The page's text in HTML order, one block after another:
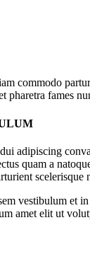
commodo
pharetra fames
adipiscing
quam a
scelerisque
vestibulum et
amet elit ut